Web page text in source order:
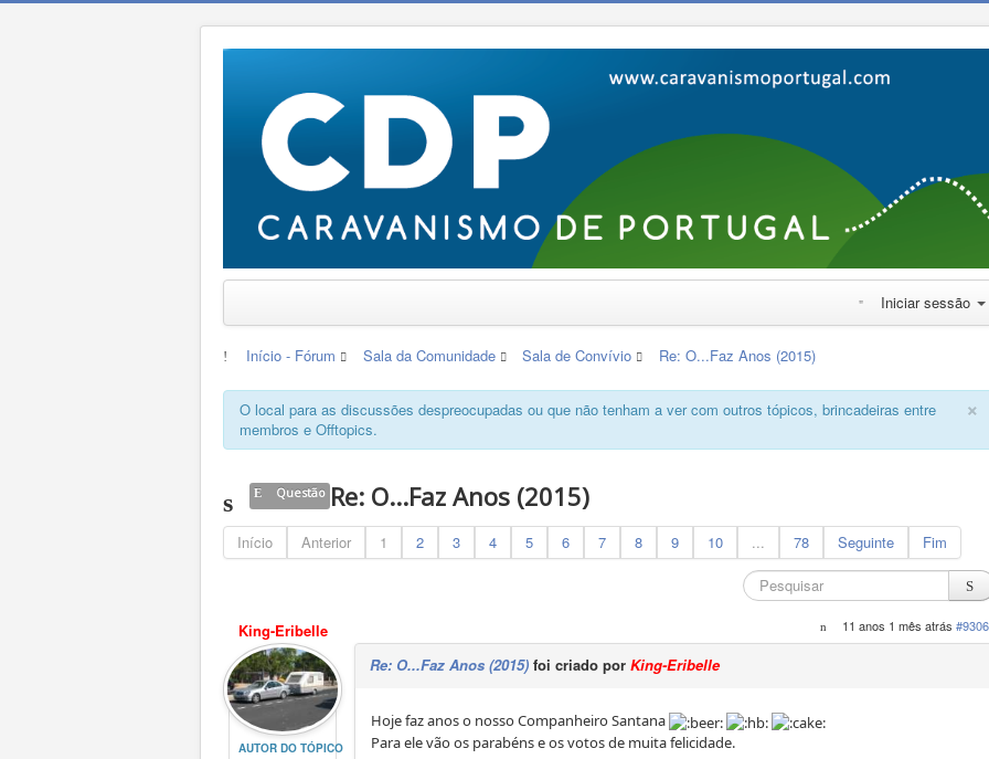
Iniciar sessão
Início - Fórum Sala da Comunidade Sala de Convívio Re: O...Faz Anos (2015)
×
O local para as discussões despreocupadas ou que não tenham a ver com outros tópicos, brincadeiras entre
membros e Offtopics.
Questão Re: O...Faz Anos (2015)
Início Anterior 1 2 3 4 5 6 7 8 9 10 ... 78 Seguinte Fim
King-Eribelle
AUTOR DO TÓPICO
11 anos 1 mês atrás
Re: O...Faz Anos (2015) foi criado porKing-Eribelle
Hoje faz anos o nosso Companheiro Santana
Para ele vão os parabéns e os votos de muita felicidade.